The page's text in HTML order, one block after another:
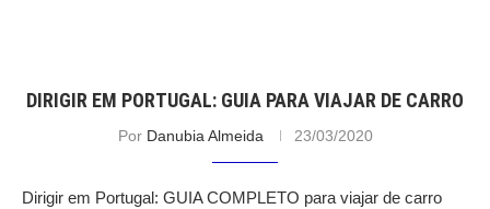
DIRIGIR EM PORTUGAL: GUIA PARA VIAJAR DE CARRO
Por Danubia Almeida 23/03/2020
Dirigir em Portugal: GUIA COMPLETO para viajar de carro